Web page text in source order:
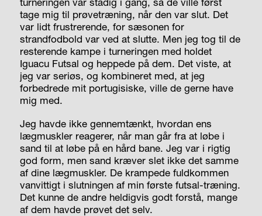
tage mig til prøvetræning, når den var slut. Det
var lidt frustrerende, for sæsonen for
strandfodbold var ved at slutte. Men jeg tog til de
resterende kampe i turneringen med holdet
Iguacu Futsal og heppede på dem. Det viste, at
jeg var seriøs, og kombineret med, at jeg
forbedrede mit portugisiske, ville de gerne have
mig med.
Jeg havde ikke gennemtænkt, hvordan ens
lægmuskler reagerer, når man går fra at løbe i
sand til at løbe på en hård bane. Jeg var i rigtig
god form, men sand kræver slet ikke det samme
af dine lægmuskler. De krampede fuldkommen
vanvittigt i slutningen af min første futsal-træning.
Det kunne de andre heldigvis godt forstå, mange
af dem havde prøvet det selv.